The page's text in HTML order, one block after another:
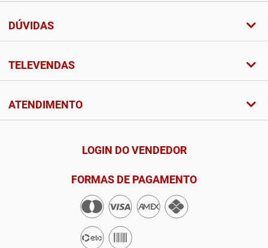
DÚVIDAS
TELEVENDAS
ATENDIMENTO
LOGIN DO VENDEDOR
FORMAS DE PAGAMENTO